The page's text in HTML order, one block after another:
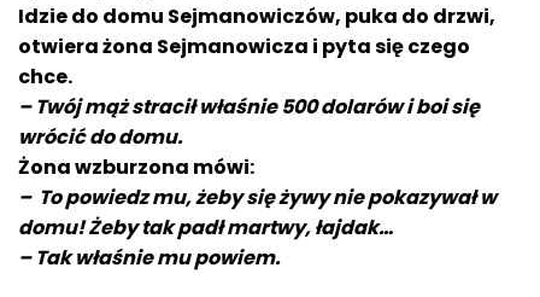
Idzie do domu Sejmanowiczów, puka do drzwi,
otwiera żona Sejmanowicza i pyta się czego
chce.
– Twój mąż stracił właśnie 500 dolarów i boi się
wrócić do domu.
Żona wzburzona mówi:
– To powiedz mu, żeby się żywy nie pokazywał w
domu! Żeby tak padł martwy, łajdak…
– Tak właśniemu powiem.